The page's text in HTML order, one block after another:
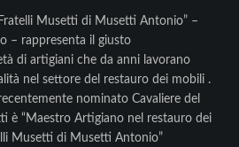
Musetti di Musetti Antonio” –
– rappresenta il giusto
di artigiani che da anni lavorano
nel settore del restauro dei mobili .
nominato Cavaliere del
è “Maestro Artigiano nel restauro dei
Musetti di Musetti Antonio”